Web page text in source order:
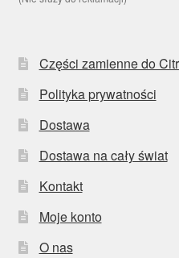
Części zamienne do
Polityka prywatności
Dostawa
Dostawa na cały świat
Kontakt
Moje konto
O nas